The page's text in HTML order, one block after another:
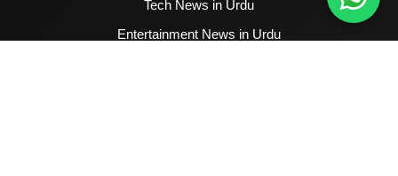
Tech News in Urdu
Entertainment News in Urdu